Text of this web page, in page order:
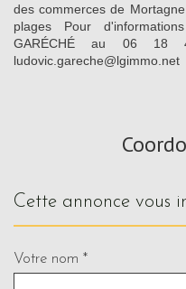
des commerces de
plages Pour
GARÉCHÉ au 06
ludovic.gareche@lgimmo.net
cette annonce vous
Votre nom *